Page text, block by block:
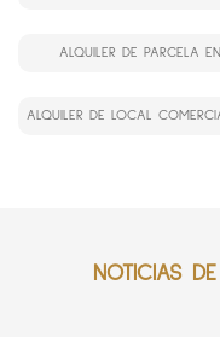
ALQUILER DE PARCELA
ALQUILER DE LOCAL
NOTICIAS